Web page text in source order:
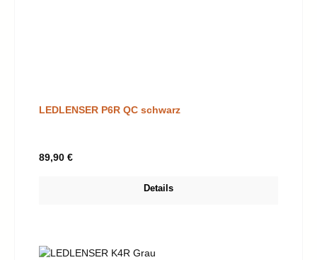
LEDLENSER P6R QC schwarz
Regulärer Preis:
89,90 €
Details